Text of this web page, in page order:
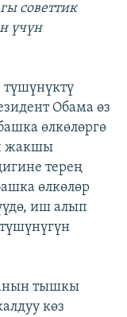
советтик
үчүн
Обама өз
өлкөлөргө
жакшы
терең
өлкөлөр
иш алып
тышкы
көз